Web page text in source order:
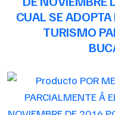
CUAL SE
TURISMO